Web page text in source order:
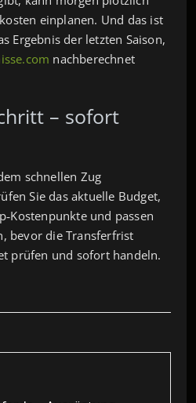
einplanen. Und das ist
Ergebnis der letzten Saison,
nachberechnet
– sofort
schnellen Zug
Sie das aktuelle Budget,
und passen
bevor die Transferfrist
prüfen und sofort handeln.